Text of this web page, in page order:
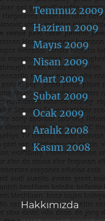
Temmuz 2009
Haziran 2009
Mayıs 2009
Nisan 2009
Mart 2009
Şubat 2009
Ocak 2009
Aralık 2008
Kasım 2008
Hakkımızda